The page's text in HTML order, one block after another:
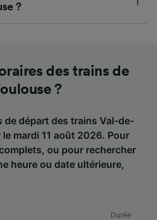
?
des trains de
?
de départ des trains Val-de-
mardi 11 août 2026. Pour
ou pour rechercher
heure ou date ultérieure,
Durée